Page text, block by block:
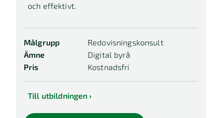
och effektivt.
Målgrupp
Redovisningskonsult
Ämne
Digital byrå
Pris
Kostnadsfri
Till utbildningen